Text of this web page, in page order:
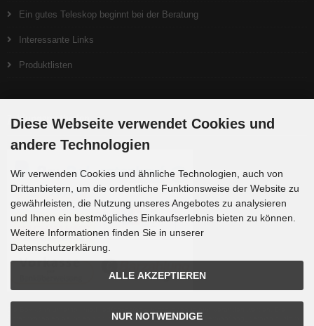
Ein gutes Teleskop beginnt bei der Beratung
Interessante Links
Produktlisten
Zahlungsmethoden
Sprachvariablen befinden sich in der Datei tpl_modified/lang/german/lang_german.custom.
Diese Webseite verwendet Cookies und
andere Technologien
Wir verwenden Cookies und ähnliche Technologien, auch von
Drittanbietern, um die ordentliche Funktionsweise der Website zu
gewährleisten, die Nutzung unseres Angebotes zu analysieren
und Ihnen ein bestmögliches Einkaufserlebnis bieten zu können.
Weitere Informationen finden Sie in unserer
Datenschutzerklärung.
ALLE AKZEPTIEREN
NUR NOTWENDIGE